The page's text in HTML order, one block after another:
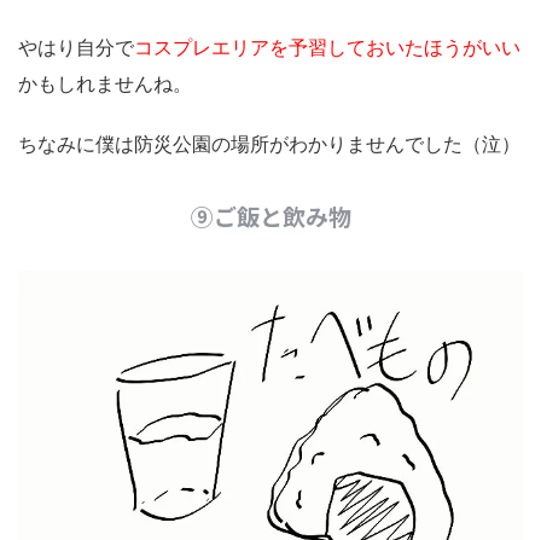
やはり自分でコスプレエリアを予習しておいたほうがいい
かもしれませんね。
ちなみに僕は防災公園の場所がわかりませんでした（泣）
⑨ご飯と飲み物